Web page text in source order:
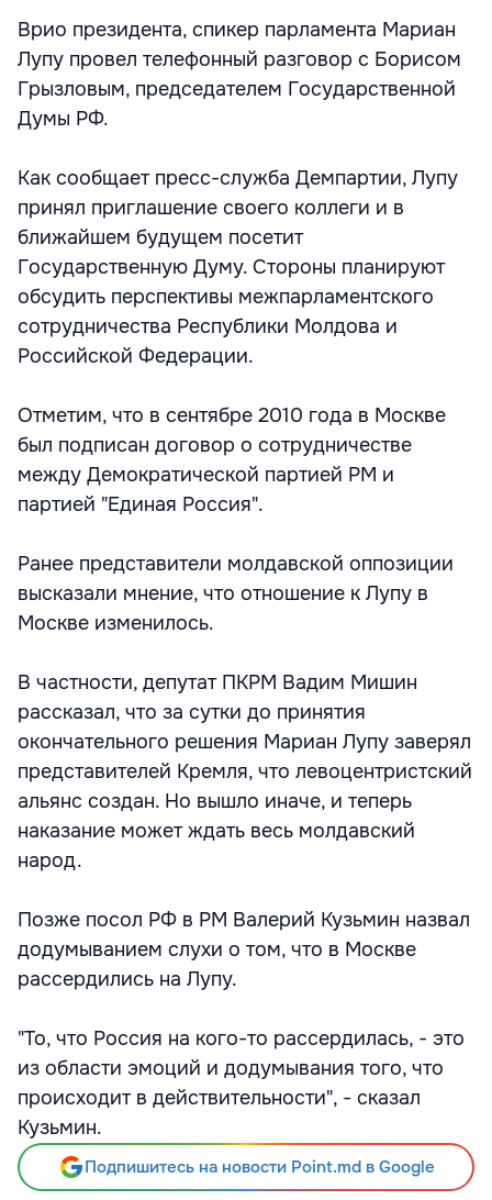
Врио президента, спикер парламента Мариан
Лупу провел телефонный разговор с Борисом
Грызловым, председателем Государственной
Думы РФ.
Как сообщает пресс-служба Демпартии, Лупу
принял приглашение своего коллеги и в
ближайшем будущем посетит
Государственную Думу. Стороны планируют
обсудить перспективы межпарламентского
сотрудничества Республики Молдова и
Российской Федерации.
Отметим, что в сентябре 2010 года в Москве
был подписан договор о сотрудничестве
между Демократической партией РМ и
партией "Единая Россия".
Ранее представители молдавской оппозиции
высказали мнение, что отношение к Лупу в
Москве изменилось.
В частности, депутат ПКРМ Вадим Мишин
рассказал, что за сутки до принятия
окончательного решения Мариан Лупу заверял
представителей Кремля, что левоцентристский
альянс создан. Но вышло иначе, и теперь
наказание может ждать весь молдавский
народ.
Позже посол РФ в РМ Валерий Кузьмин назвал
додумыванием слухи о том, что в Москве
рассердились на Лупу.
"То, что Россия на кого-то рассердилась, - это
из области эмоций и додумывания того, что
происходит в действительности", - сказал
Кузьмин.
Подпишитесь на новости Point.md в Google